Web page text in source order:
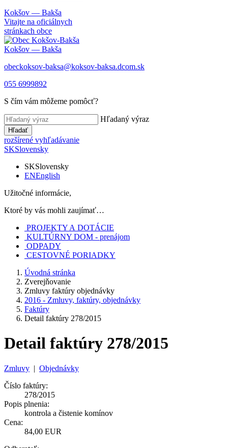
Kokšov — Bakša
Vitajte na oficiálnych
stránkach obce
Kokšov — Bakša
obeckoksov-baksa@koksov-baksa.dcom.sk
055 6999892
S čím vám môžeme pomôcť?
Hľadaný výraz
Hľadať
rozšírené vyhľadávanie
SKSlovensky
SKSlovensky
ENEnglish
Užitočné informácie,
Ktoré by vás mohli zaujímať…
PROJEKTY A DOTÁCIE
KULTÚRNY DOM - prenájom
ODPADY
CESTOVNÉ PORIADKY
Úvodná stránka
Zverejňovanie
Zmluvy faktúry objednávky
2016 - Zmluvy, faktúry, objednávky
Faktúry
Detail faktúry 278/2015
Detail faktúry 278/2015
Zmluvy | Objednávky
Číslo faktúry:
278/2015
Popis plnenia:
kontrola a čistenie komínov
Cena:
84,00 EUR